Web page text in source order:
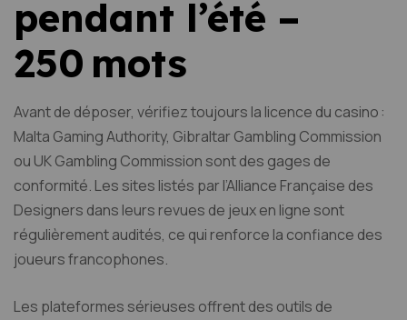
pendant l’été –
250 mots
Avant de déposer, vérifiez toujours la licence du casino :
Malta Gaming Authority, Gibraltar Gambling Commission
ou UK Gambling Commission sont des gages de
conformité. Les sites listés par l’Alliance Française des
Designers dans leurs revues de jeux en ligne sont
régulièrement audités, ce qui renforce la confiance des
joueurs francophones.
Les plateformes sérieuses offrent des outils de